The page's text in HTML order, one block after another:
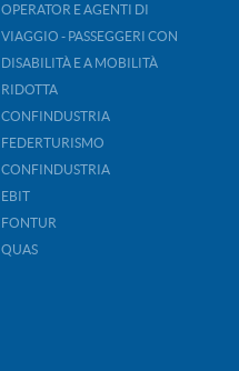
OPERATOR E AGENTI DI
VIAGGIO - PASSEGGERI CON
DISABILITÀ E A MOBILITÀ
RIDOTTA
CONFINDUSTRIA
FEDERTURISMO
CONFINDUSTRIA
EBIT
FONTUR
QUAS